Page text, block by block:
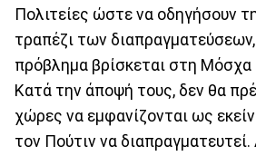
Πολιτείες ώστε να οδηγήσουν
τραπέζι των
πρόβλημα βρίσκεται στη Μόσχα
Κατά την άποψή τους, δεν θα
χώρες να εμφανίζονται ως
τον Πούτιν να